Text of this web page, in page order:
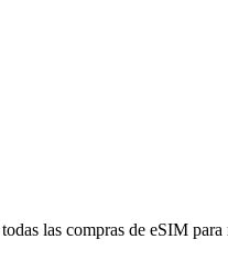
las compras de eSIM